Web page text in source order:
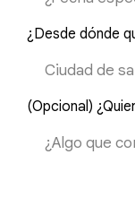
¿Desde dónde
(Opcional)